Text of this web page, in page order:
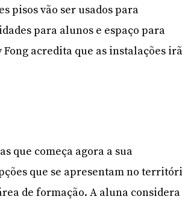
pisos vão ser usados para
para alunos e espaço para
acredita que as instalações
que começa agora a sua
que se apresentam no
de formação. A aluna considera